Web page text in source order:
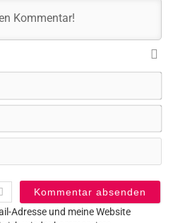
E-
Adresse und meine Website